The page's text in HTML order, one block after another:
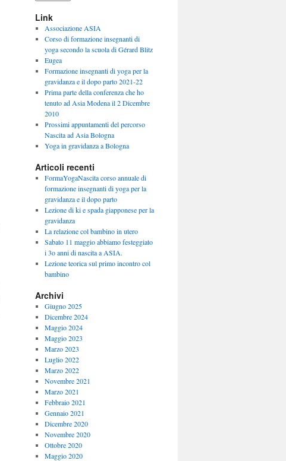
Link
Associazione ASIA
Corso di formazione insegnanti di
yoga secondo la scuola di Gérard Blitz
Eugea
Formazione insegnanti di yoga per la
gravidanza e il dopo parto 2021-22
Prima parte della conferenza che ho
tenuto ad Asia Modena il 2 Dicembre
2010
Prossimi appuntamenti del percorso
Nascita ad Asia Bologna
Yoga in gravidanza a Bologna
Articoli recenti
FormaYogaNascita corso annuale di
formazione insegnanti di yoga per la
gravidanza e il dopo parto
Lezione di ki e spada giapponese per la
gravidanza
La relazione col bambino in utero
Sabato 11 maggio abbiamo festeggiato
i 3o anni di nascita a ASIA.
Lezione teorica sul primo incontro col
bambino
Archivi
Giugno 2025
Dicembre 2024
Maggio 2024
Maggio 2023
Marzo 2023
Luglio 2022
Marzo 2022
Novembre 2021
Marzo 2021
Febbraio 2021
Gennaio 2021
Dicembre 2020
Novembre 2020
Ottobre 2020
Maggio 2020